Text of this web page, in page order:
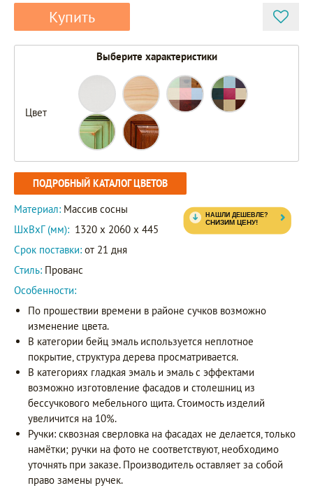
Купить
Выберите характеристики
Цвет
ПОДРОБНЫЙ КАТАЛОГ ЦВЕТОВ
Материал: Массив сосны
ШxВxГ (мм): 1320 x 2060 x 445
Срок поставки: от 21 дня
Стиль: Прованс
Особенности:
По прошествии времени в районе сучков возможно
изменение цвета.
В категории бейц эмаль используется неплотное
покрытие, структура дерева просматривается.
В категориях гладкая эмаль и эмаль с эффектами
возможно изготовление фасадов и столешниц из
бессучкового мебельного щита. Стоимость изделий
увеличится на 10%.
Ручки: сквозная сверловка на фасадах не делается, только
намётки; ручки на фото не соответствуют, необходимо
уточнять при заказе. Производитель оставляет за собой
право замены ручек.